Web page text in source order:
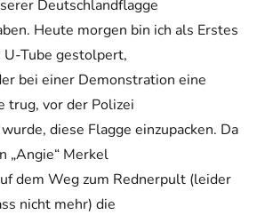
Deutschlandflagge
Heute morgen bin ich als Erstes
U-Tube gestolpert,
bei einer Demonstration eine
trug, vor der Polizei
diese Flagge einzupacken. Da
„Angie“ Merkel
dem Weg zum Rednerpult (leider
nicht mehr) die